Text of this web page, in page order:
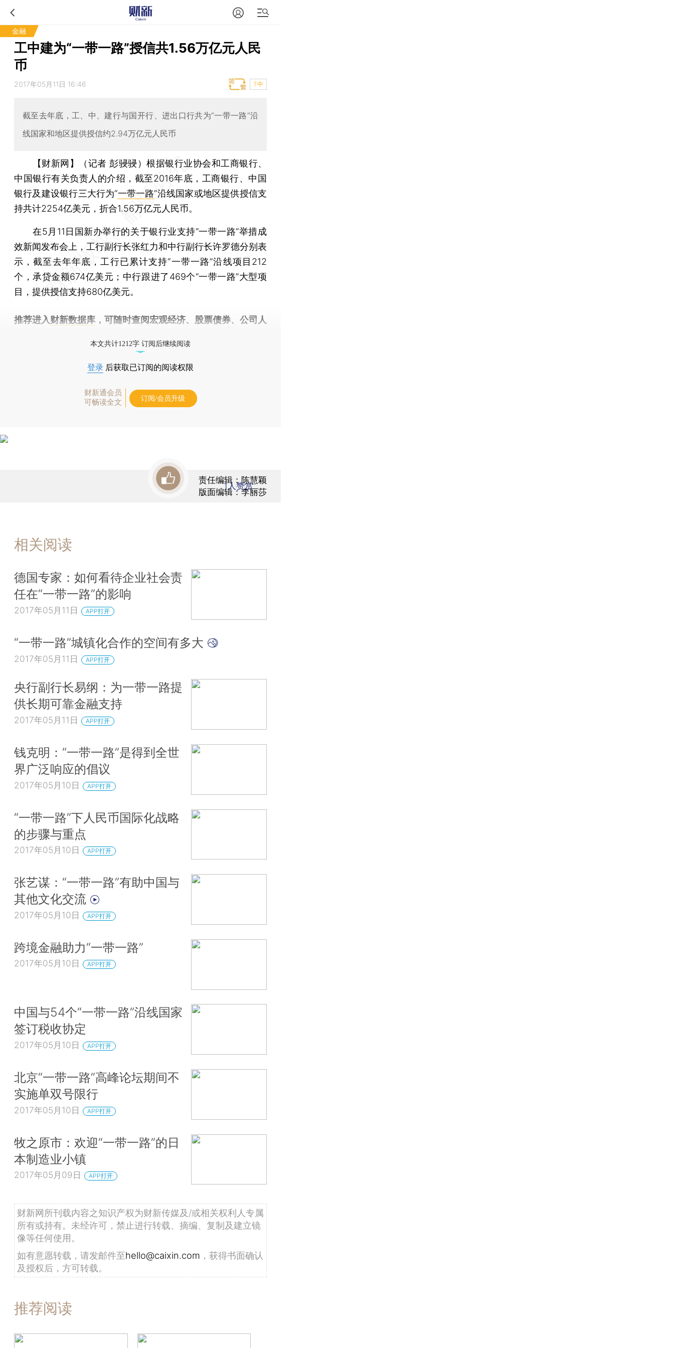
金融
工中建为“一带一路”授信共1.56万亿元人民
币
2017年05月11日 16:46 T中
截至去年底，工、中、建行与国开行、进出口行共为“一带一路”沿
线国家和地区提供授信约2.94万亿元人民币
【财新网】（记者 彭骎骎）根据银行业协会和工商银行、
中国银行有关负责人的介绍，截至2016年底，工商银行、中国
银行及建设银行三大行为“一带一路”沿线国家或地区提供授信支
持共计2254亿美元，折合1.56万亿元人民币。
在5月11日国新办举行的关于银行业支持“一带一路”举措成
效新闻发布会上，工行副行长张红力和中行副行长许罗德分别表
示，截至去年年底，工行已累计支持“一带一路”沿线项目212
个，承贷金额674亿美元；中行跟进了469个“一带一路”大型项
目，提供授信支持680亿美元。
推荐进入财新数据库 ，可随时查阅宏观经济、股票债券、公司人
本文共计1212字 订阅后继续阅读
登录 后获取已订阅的阅读权限
财新通会员
可畅读全文
订阅/会员升级
责任编辑：陈慧颖
版面编辑：李丽莎
1人赞赏
相关阅读
德国专家：如何看待企业社会责
任在“一带一路”的影响
2017年05月11日 APP打开
“一带一路”城镇化合作的空间有多大
2017年05月11日 APP打开
央行副行长易纲：为一带一路提
供长期可靠金融支持
2017年05月11日 APP打开
钱克明：“一带一路”是得到全世
界广泛响应的倡议
2017年05月10日 APP打开
“一带一路”下人民币国际化战略
的步骤与重点
2017年05月10日 APP打开
张艺谋：“一带一路”有助中国与
其他文化交流
2017年05月10日 APP打开
跨境金融助力“一带一路”
2017年05月10日 APP打开
中国与54个“一带一路”沿线国家
签订税收协定
2017年05月10日 APP打开
北京“一带一路”高峰论坛期间不
实施单双号限行
2017年05月10日 APP打开
牧之原市：欢迎“一带一路”的日
本制造业小镇
2017年05月09日 APP打开
财新网所刊载内容之知识产权为财新传媒及/或相关权利人专属
所有或持有。未经许可，禁止进行转载、摘编、复制及建立镜
像等任何使用。
如有意愿转载，请发邮件至hello@caixin.com ，获得书面确认
及授权后，方可转载。
推荐阅读